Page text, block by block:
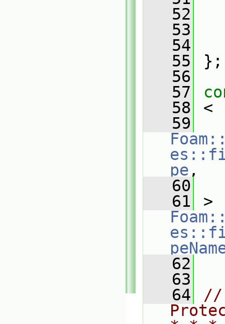
   52
   53
   54
   55
};
   56
   57
   58
<
   59
pe ,
   60
   61
   62
   63
   64
//